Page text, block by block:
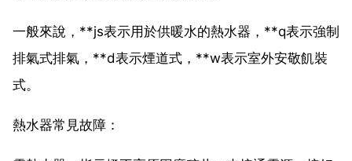
一般來說，**js表示用於供暖水的熱水器，**q表示強制
排氣式排氣，**d表示煙道式，**w表示室外安敬飢裝
式。
熱水器常見故障：